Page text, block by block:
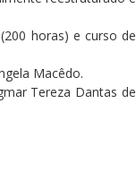
horas) e curso de
Macêdo.
Tereza Dantas de